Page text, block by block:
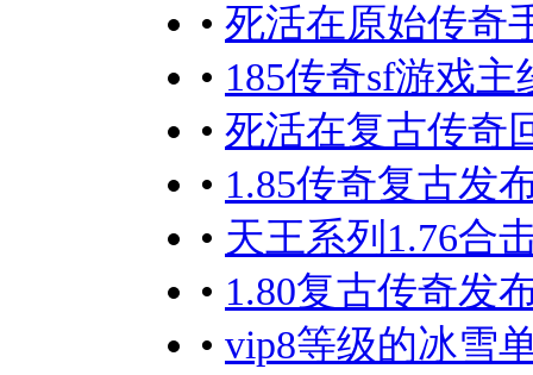
• 死活在原始传奇
• 185传奇sf游戏
• 死活在复古传奇
• 1.85传奇复古发
• 天王系列1.76合
• 1.80复古传奇发
• vip8等级的冰雪